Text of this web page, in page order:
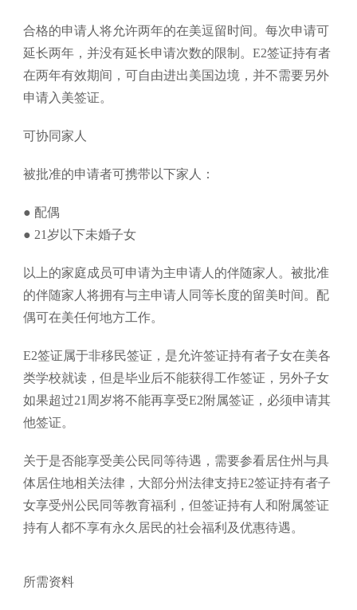
合格的申请人将允许两年的在美逗留时间。每次申请可
延长两年，并没有延长申请次数的限制。E2签证持有者
在两年有效期间，可自由进出美国边境，并不需要另外
申请入美签证。
可协同家人
被批准的申请者可携带以下家人：
● 配偶
● 21岁以下未婚子女
以上的家庭成员可申请为主申请人的伴随家人。被批准
的伴随家人将拥有与主申请人同等长度的留美时间。配
偶可在美任何地方工作。
E2签证属于非移民签证，是允许签证持有者子女在美各
类学校就读，但是毕业后不能获得工作签证，另外子女
如果超过21周岁将不能再享受E2附属签证，必须申请其
他签证。
关于是否能享受美公民同等待遇，需要参看居住州与具
体居住地相关法律，大部分州法律支持E2签证持有者子
女享受州公民同等教育福利，但签证持有人和附属签证
持有人都不享有永久居民的社会福利及优惠待遇。
所需资料